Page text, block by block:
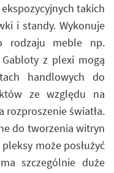
takich
i standy. Wykonuje
rodzaju meble np.
Gabloty z plexi mogą
handlowych do
ze względu na
rozproszenie światła.
do tworzenia witryn
może posłużyć
szczególnie duże